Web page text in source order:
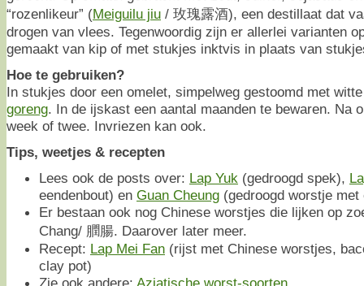
“rozenlikeur” (Meiguilu jiu / 玫瑰露酒), een destillaat dat
drogen van vlees. Tegenwoordig zijn er allerlei varianten
gemaakt van kip of met stukjes inktvis in plaats van
Hoe te gebruiken?
In stukjes door een omelet, simpelweg gestoomd met
goreng. In de ijskast een aantal maanden te bewaren. Na
week of twee. Invriezen kan ook.
Tips, weetjes & recepten
Lees ook de posts over: Lap Yuk (gedroogd spek),
eendenbout) en Guan Cheung (gedroogd worstje met
Er bestaan ook nog Chinese worstjes die lijken op
Chang/ 膶腸. Daarover later meer.
Recept: Lap Mei Fan (rijst met Chinese worstjes,
clay pot)